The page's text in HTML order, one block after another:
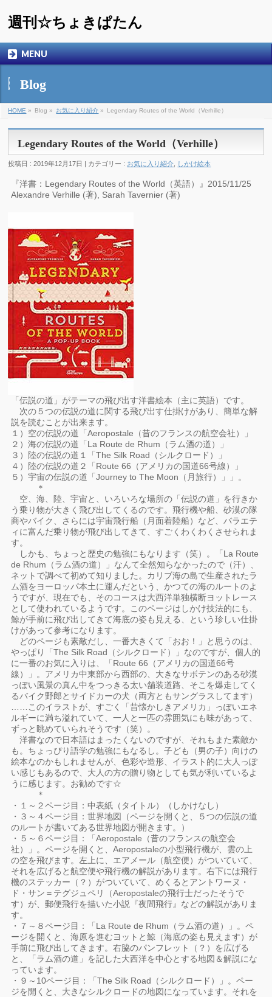
週刊☆ちょきぱたん
MENU
Blog
HOME » Blog » お気に入り紹介 » Legendary Routes of the World（Verhille）
Legendary Routes of the World（Verhille）
投稿日 : 2019年12月17日 | カテゴリー : お気に入り紹介 しかけ絵本
『洋書：Legendary Routes of the World（英語）』2015/11/25
Alexandre Verhille (著), Sarah Tavernier (著)
「伝説の道」がテーマの飛び出す洋書絵本（主に英語）です。
次の５つの伝説の道に関する飛び出す仕掛けがあり、簡単な解
説を読むことが出来ます。
１）空の伝説の道「Aeropostale（昔のフランスの航空会社）」
２）海の伝説の道「La Route de Rhum（ラム酒の道）」
３）陸の伝説の道１「The Silk Road（シルクロード）」
４）陸の伝説の道２「Route 66（アメリカの国道66号線）」
５）宇宙の伝説の道「Journey to The Moon（月旅行）」」。
＊
空、海、陸、宇宙と、いろいろな場所の「伝説の道」を行きか
う乗り物が大きく飛び出してくるのです。飛行機や船、砂漠の隊
商やバイク、さらには宇宙飛行船（月面着陸船）など、バラエテ
ィに富んだ乗り物が飛び出してきて、すごくわくわくさせられま
す。
しかも、ちょっと歴史の勉強にもなります（笑）。「La Route
de Rhum（ラム酒の道）」なんて全然知らなかったので（汗）、
ネットで調べて初めて知りました。カリブ海の島で生産されたラ
ム酒をヨーロッパ本土に運んだという、かつての海のルートのよ
うですが、現在でも、そのコースは大西洋単独横断ヨットレース
として使われているようです。このページはしかけ技法的にも、
鯨が手前に飛び出してきて海底の姿も見える、という珍しい仕掛
けがあって参考になります。
どのページも素敵だし、一番大きくて「おお！」と思うのは、
やっぱり「The Silk Road（シルクロード）」なのですが、個人的
に一番のお気に入りは、「Route 66（アメリカの国道66号
線）」。アメリカ中東部から西部の、大きなサボテンのある砂漠
っぽい風景の真ん中をつっきる太い舗装道路、そこを爆走してく
るバイク野郎とサイドカーの犬（両方ともサングラスしてます）
……このイラストが、すごく「昔懐かしきアメリカ」っぽいエネ
ルギーに満ち溢れていて、一人と一匹の雰囲気にも味があって、
ずっと眺めていられそうです（笑）。
洋書なので日本語はまったくないのですが、それもまた素敵か
も。ちょっぴり語学の勉強にもなるし。子ども（男の子）向けの
絵本なのかもしれませんが、色彩や造形、イラスト的に大人っぽ
い感じもあるので、大人の方の贈り物としても気が利いているよ
うに感じます。お勧めです☆
＊
・１～２ページ目：中表紙（タイトル）（しかけなし）
・３～４ページ目：世界地図（ページを開くと、５つの伝説の道
のルートが書いてある世界地図が開きます。）
・５～６ページ目：「Aeropostale（昔のフランスの航空会
社）」。ページを開くと、Aeropostaleの小型飛行機が、雲の上
の空を飛びます。左上に、エアメール（航空便）がついていて、
それを広げると航空便や飛行機の解説があります。右下には飛行
機のステッカー（？）がついていて、めくるとアントワーヌ・
ド・サン＝テグジュペリ（Aeropostaleの飛行士だったそうで
す）が、郵便飛行を描いた小説『夜間飛行』などの解説がありま
す。
・７～８ページ目：「La Route de Rhum（ラム酒の道）」。ペ
ージを開くと、海原を進むヨットと鯨（海底の姿も見えます）が
手前に飛び出してきます。右脇のパンフレット（？）を広げる
と、「ラム酒の道」を記した大西洋を中心とする地図＆解説にな
っています。
・９～10ページ目：「The Silk Road（シルクロード）」。ペー
ジを開くと、大きなシルクロードの地図になっています。それを